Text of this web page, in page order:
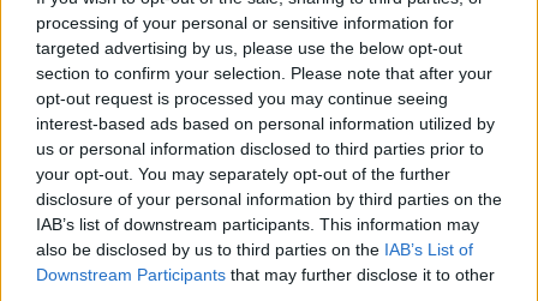
processing of your personal or sensitive information for
targeted advertising by us, please use the below opt-out
section to confirm your selection. Please note that after your
opt-out request is processed you may continue seeing
interest-based ads based on personal information utilized by
us or personal information disclosed to third parties prior to
your opt-out. You may separately opt-out of the further
disclosure of your personal information by third parties on the
IAB’s list of downstream participants. This information may
also be disclosed by us to third parties on the IAB’s List of
Downstream Participants that may further disclose it to other
Sutinku su taisyklėmis
This site is protected by
reCAPTCHA and the Google
Privacy PolicyandTerms of
Serviceapply.